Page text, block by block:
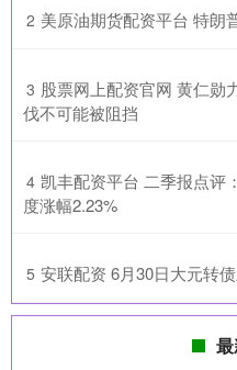
2 美原油期货配资平台 特朗
3 股票网上配资官网 黄仁勋
伐不可能被阻挡
4 凯丰配资平台 二季报点评
度涨幅2.23%
5 安联配资 6月30日大元转